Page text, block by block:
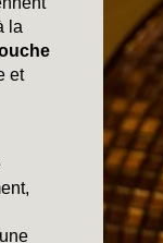
la
et